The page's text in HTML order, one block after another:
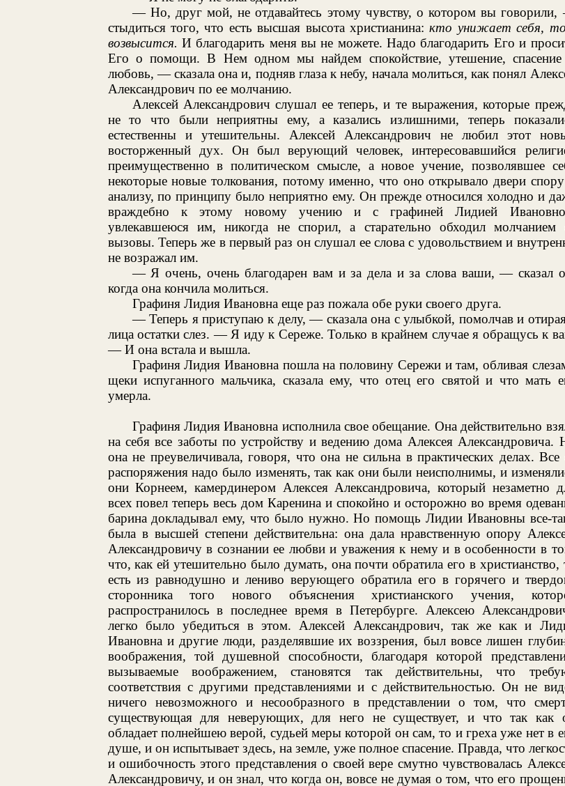
— Но, друг мой, не отдавайтесь этому чувству, о котором вы
стыдиться того, что есть высшая высота христианина:кто унижает себя,
возвысится. И благодарить меня вы не можете. Надо благодарить Его и
Его о помощи. В Нем одном мы найдем спокойствие, утешение,
любовь, — сказала она и, подняв глаза к небу, начала молиться, как понял
Александрович по ее молчанию.
Алексей Александрович слушал ее теперь, и те выражения, которые
не то что были неприятны ему, а казались излишними, теперь
естественны и утешительны. Алексей Александрович не любил этот
восторженный дух. Он был верующий человек, интересовавшийся
преимущественно в политическом смысле, а новое учение, позволявшее
некоторые новые толкования, потому именно, что оно открывало двери
анализу, по принципу было неприятно ему. Он прежде относился холодно и
враждебно к этому новому учению и с графиней Лидией
увлекавшеюся им, никогда не спорил, а старательно обходил молчанием
вызовы. Теперь же в первый раз он слушал ее слова с удовольствием и
не возражал им.
— Я очень, очень благодарен вам и за дела и за слова ваши, — сказал
когда она кончила молиться.
Графиня Лидия Ивановна еще раз пожала обе руки своего друга.
— Теперь я приступаю к делу, — сказала она с улыбкой, помолчав и
лица остатки слез. — Я иду к Сереже. Только в крайнем случае я обращусь к
— И она встала и вышла.
Графиня Лидия Ивановна пошла на половину Сережи и там, обливая
щеки испуганного мальчика, сказала ему, что отец его святой и что мать
умерла.
Графиня Лидия Ивановна исполнила свое обещание. Она действительно
на себя все заботы по устройству и ведению дома Алексея Александровича.
она не преувеличивала, говоря, что она не сильна в практических делах. Все
распоряжения надо было изменять, так как они были неисполнимы, и
они Корнеем, камердинером Алексея Александровича, который незаметно
всех повел теперь весь дом Каренина и спокойно и осторожно во время
барина докладывал ему, что было нужно. Но помощь Лидии Ивановны все-
была в высшей степени действительна: она дала нравственную опору
Александровичу в сознании ее любви и уважения к нему и в особенности в
что, как ей утешительно было думать, она почти обратила его в христианство,
есть из равнодушно и лениво верующего обратила его в горячего и
сторонника того нового объяснения христианского учения,
распространилось в последнее время в Петербурге. Алексею
легко было убедиться в этом. Алексей Александрович, так же как и
Ивановна и другие люди, разделявшие их воззрения, был вовсе лишен
воображения, той душевной способности, благодаря которой
вызываемые воображением, становятся так действительны, что
соответствия с другими представлениями и с действительностью. Он не
ничего невозможного и несообразного в представлении о том, что
существующая для неверующих, для него не существует, и что так как
обладает полнейшею верой, судьей меры которой он сам, то и греха уже нет в
душе, и он испытывает здесь, на земле, уже полное спасение. Правда, что
и ошибочность этого представления о своей вере смутно чувствовалась
Александровичу, и он знал, что когда он, вовсе не думая о том, что его